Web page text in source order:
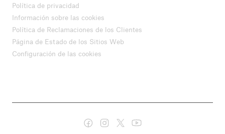
Política de privacidad
Información sobre las cookies
Política de Reclamaciones de los Clientes
Página de Estado de los Sitios Web
Configuración de las cookies